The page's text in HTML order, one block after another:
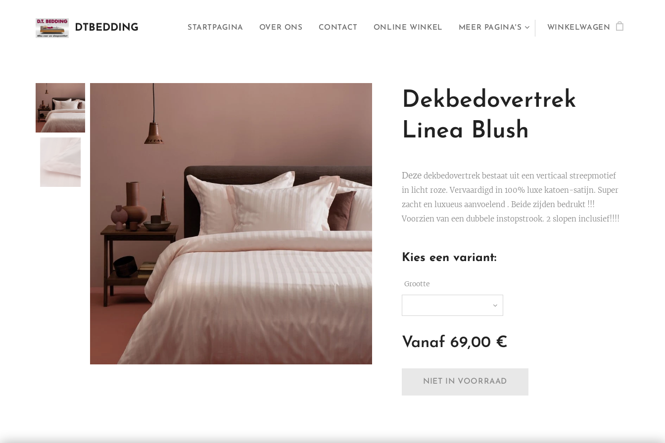
DTBEDDING STARTPAGINA OVER ONS CONTACT ONLINE WINKEL MEER PAGINA'S WINKELWAGEN
Dekbedovertrek
Linea Blush
Deze dekbedovertrek bestaat uit een verticaal streepmotief
in licht roze. Vervaardigd in 100% luxe katoen-satijn. Super
zacht en luxueus aanvoelend . Beide zijden bedrukt !!!
Voorzien van een dubbele instopstrook. 2 slopen inclusief!!!!
Kies een variant:
Grootte
Vanaf 69,00 €
NIET IN VOORRAAD